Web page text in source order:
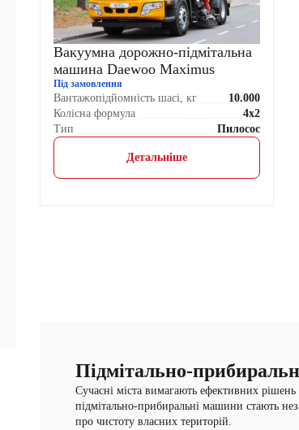
Вакуумна дорожно-підмітальна
машина Daewoo Maximus
Під замовлення
Вантажопідйомність шасі, кг
10.000
Колісна формула
4x2
Тип
Пилосос
Детальніше
Підмітально-
Сучасні міста вимагають ефективних
підмітально-прибиральні машини стають
про чистоту власних територій.